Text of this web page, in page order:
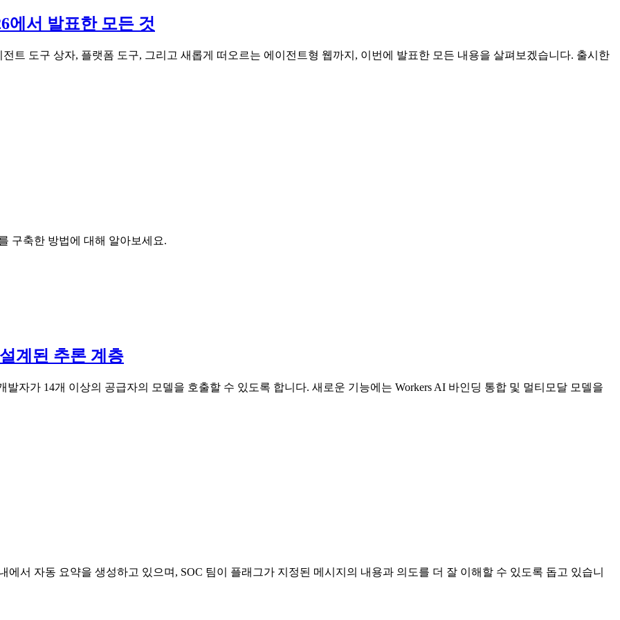
에서 발표한 모든 것
트 도구 상자, 플랫폼 도구, 그리고 새롭게 떠오르는 에이전트형 웹까지, 이번에 발표한 모든 내용을 살펴보겠습니다. 출시한
구축한 방법에 대해 알아보세요.
계된 추론 계층
자가 14개 이상의 공급자의 모델을 호출할 수 있도록 합니다. 새로운 기능에는 Workers AI 바인딩 통합 및 멀티모달 모델을
서 자동 요약을 생성하고 있으며, SOC 팀이 플래그가 지정된 메시지의 내용과 의도를 더 잘 이해할 수 있도록 돕고 있습니